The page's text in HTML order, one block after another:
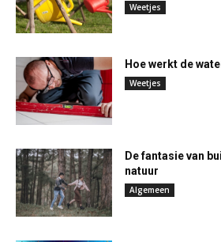
Weetjes
Hoe werkt de
Weetjes
De fantasie van
natuur
Algemeen